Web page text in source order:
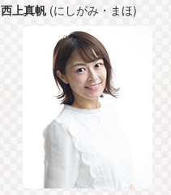
西上真帆(にしがみ・まほ)